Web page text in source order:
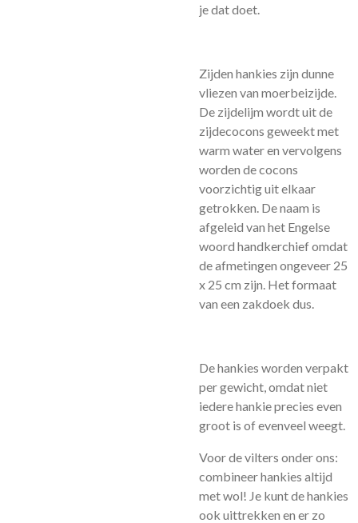
je dat doet.
Zijden hankies zijn dunne
vliezen van moerbeizijde.
De zijdelijm wordt uit de
zijdecocons geweekt met
warm water en vervolgens
worden de cocons
voorzichtig uit elkaar
getrokken. De naam is
afgeleid van het Engelse
woord handkerchief omdat
de afmetingen ongeveer 25
x 25 cm zijn. Het formaat
van een zakdoek dus.
De hankies worden verpakt
per gewicht, omdat niet
iedere hankie precies even
groot is of evenveel weegt.
Voor de vilters onder ons:
combineer hankies altijd
met wol! Je kunt de hankies
ook uittrekken en er zo